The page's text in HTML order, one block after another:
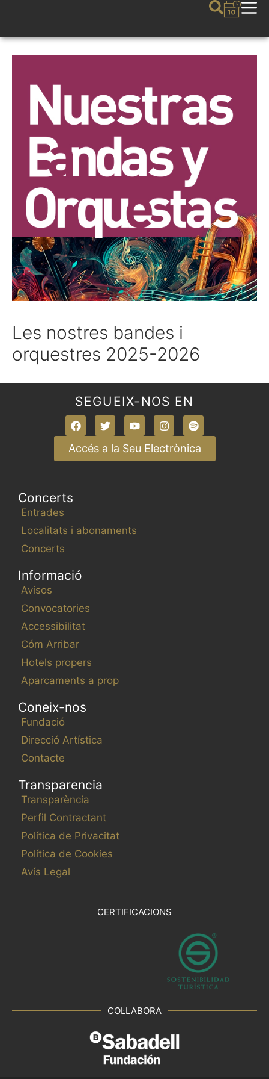
Les nostres bandes i
orquestres 2025-2026
SEGUEIX-NOS EN
Accés a la Seu Electrònica
Concerts
Entrades
Localitats i abonaments
Concerts
Informació
Avisos
Convocatories
Accessibilitat
Cóm Arribar
Hotels propers
Aparcaments a prop
Coneix-nos
Fundació
Direcció Artística
Contacte
Transparencia
Transparència
Perfil Contractant
Política de Privacitat
Política de Cookies
Avís Legal
CERTIFICACIONS
COL·LABORA